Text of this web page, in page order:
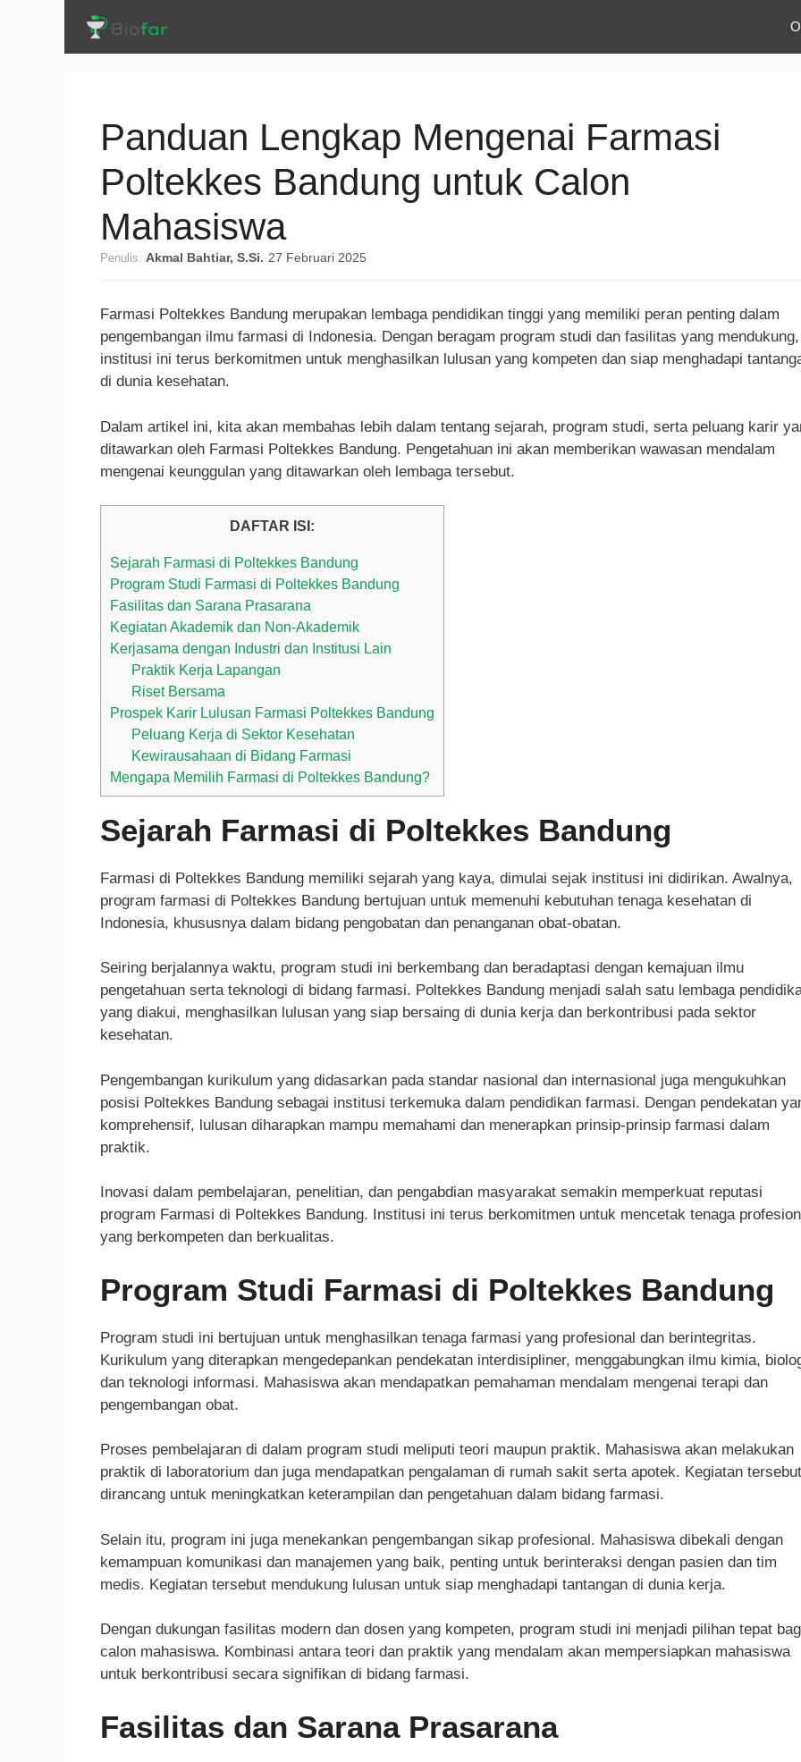
Panduan Lengkap Mengenai Farmasi
Poltekkes Bandung untuk Calon
Mahasiswa
Penulis: Akmal Bahtiar, S.Si. · 27 Februari 2025
Farmasi Poltekkes Bandung merupakan lembaga pendidikan tinggi yang memiliki peran penting dalam
pengembangan ilmu farmasi di Indonesia. Dengan beragam program studi dan fasilitas yang mendukung,
institusi ini terus berkomitmen untuk menghasilkan lulusan yang kompeten dan siap menghadapi
di dunia kesehatan.
Dalam artikel ini, kita akan membahas lebih dalam tentang sejarah, program studi, serta peluang karir
ditawarkan oleh Farmasi Poltekkes Bandung. Pengetahuan ini akan memberikan wawasan mendalam
mengenai keunggulan yang ditawarkan oleh lembaga tersebut.
DAFTAR ISI:
Sejarah Farmasi di Poltekkes Bandung
Program Studi Farmasi di Poltekkes Bandung
Fasilitas dan Sarana Prasarana
Kegiatan Akademik dan Non-Akademik
Kerjasama dengan Industri dan Institusi Lain
Praktik Kerja Lapangan
Riset Bersama
Prospek Karir Lulusan Farmasi Poltekkes Bandung
Peluang Kerja di Sektor Kesehatan
Kewirausahaan di Bidang Farmasi
Mengapa Memilih Farmasi di Poltekkes Bandung?
Sejarah Farmasi di Poltekkes Bandung
Farmasi di Poltekkes Bandung memiliki sejarah yang kaya, dimulai sejak institusi ini didirikan. Awalnya,
program farmasi di Poltekkes Bandung bertujuan untuk memenuhi kebutuhan tenaga kesehatan di
Indonesia, khususnya dalam bidang pengobatan dan penanganan obat-obatan.
Seiring berjalannya waktu, program studi ini berkembang dan beradaptasi dengan kemajuan ilmu
pengetahuan serta teknologi di bidang farmasi. Poltekkes Bandung menjadi salah satu lembaga
yang diakui, menghasilkan lulusan yang siap bersaing di dunia kerja dan berkontribusi pada sektor
kesehatan.
Pengembangan kurikulum yang didasarkan pada standar nasional dan internasional juga mengukuhkan
posisi Poltekkes Bandung sebagai institusi terkemuka dalam pendidikan farmasi. Dengan pendekatan
komprehensif, lulusan diharapkan mampu memahami dan menerapkan prinsip-prinsip farmasi dalam
praktik.
Inovasi dalam pembelajaran, penelitian, dan pengabdian masyarakat semakin memperkuat reputasi
program Farmasi di Poltekkes Bandung. Institusi ini terus berkomitmen untuk mencetak tenaga
yang berkompeten dan berkualitas.
Program Studi Farmasi di Poltekkes Bandung
Program studi ini bertujuan untuk menghasilkan tenaga farmasi yang profesional dan berintegritas.
Kurikulum yang diterapkan mengedepankan pendekatan interdisipliner, menggabungkan ilmu kimia,
dan teknologi informasi. Mahasiswa akan mendapatkan pemahaman mendalam mengenai terapi dan
pengembangan obat.
Proses pembelajaran di dalam program studi meliputi teori maupun praktik. Mahasiswa akan melakukan
praktik di laboratorium dan juga mendapatkan pengalaman di rumah sakit serta apotek. Kegiatan tersebut
dirancang untuk meningkatkan keterampilan dan pengetahuan dalam bidang farmasi.
Selain itu, program ini juga menekankan pengembangan sikap profesional. Mahasiswa dibekali dengan
kemampuan komunikasi dan manajemen yang baik, penting untuk berinteraksi dengan pasien dan tim
medis. Kegiatan tersebut mendukung lulusan untuk siap menghadapi tantangan di dunia kerja.
Dengan dukungan fasilitas modern dan dosen yang kompeten, program studi ini menjadi pilihan tepat
calon mahasiswa. Kombinasi antara teori dan praktik yang mendalam akan mempersiapkan mahasiswa
untuk berkontribusi secara signifikan di bidang farmasi.
Fasilitas dan Sarana Prasarana